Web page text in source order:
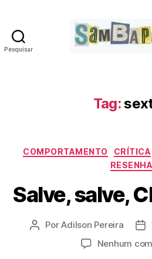
Pesquisar
Tag:
COMPORTAMENTO CRÍTICA
RESENHA
Salve, salve,
Autor
PorAdilson Pereira
Nenhum